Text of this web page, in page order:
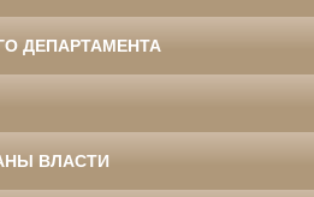
ДЕПАРТАМЕНТА
ВЛАСТИ